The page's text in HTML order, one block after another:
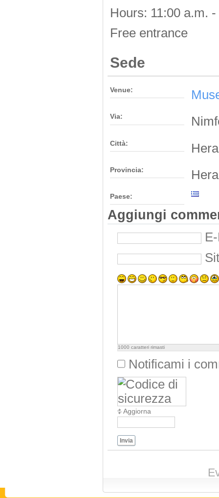
Hours: 11:00 a.m.
Free entrance
Sede
Venue:
Via:
Città:
Provincia:
Paese:
Aggiungi
1000 caratteri rimasti
Notificami i
Aggiorna
Invia